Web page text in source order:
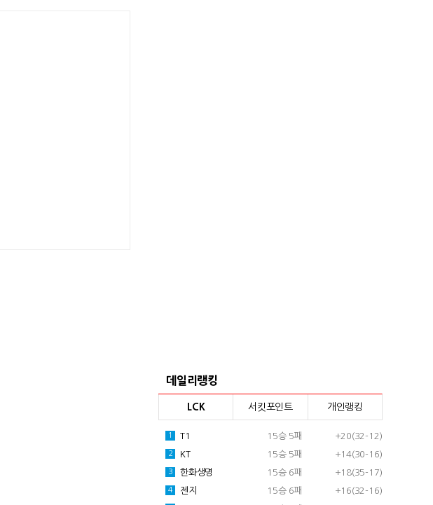
데일리랭킹
LCK 서킷포인트 개인랭킹
1 T1 15승 5패 +20(32-12)
2 KT 15승 5패 +14(30-16)
3 한화생명 15승 6패 +18(35-17)
4 젠지 15승 6패 +16(32-16)